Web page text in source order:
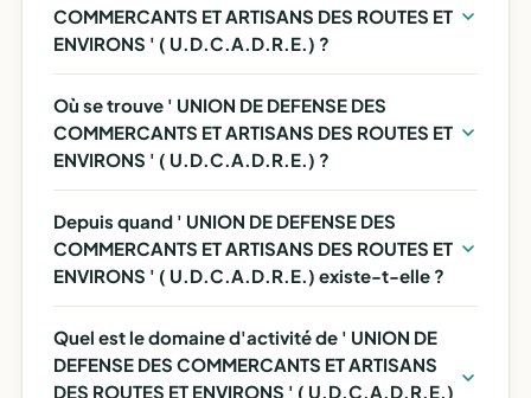
COMMERCANTS ET ARTISANS DES ROUTES ET
ENVIRONS ' ( U.D.C.A.D.R.E.) ?
Où se trouve ' UNION DE DEFENSE DES
COMMERCANTS ET ARTISANS DES ROUTES ET
ENVIRONS ' ( U.D.C.A.D.R.E.) ?
Depuis quand ' UNION DE DEFENSE DES
COMMERCANTS ET ARTISANS DES ROUTES ET
ENVIRONS ' ( U.D.C.A.D.R.E.) existe-t-elle ?
Quel est le domaine d'activité de ' UNION DE
DEFENSE DES COMMERCANTS ET ARTISANS
DES ROUTES ET ENVIRONS ' ( U.D.C.A.D.R.E.)